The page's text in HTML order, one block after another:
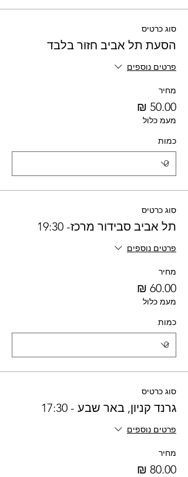
סוג כרטיס
הסעת תל אביב חזור בלבד
פרטים נוספים
מחיר
מעמ כלול
כמות
סוג כרטיס
תל אביב סבידור מרכז- 19:30
פרטים נוספים
מחיר
מעמ כלול
כמות
סוג כרטיס
גרנד קניון, באר שבע - 17:30
פרטים נוספים
מחיר